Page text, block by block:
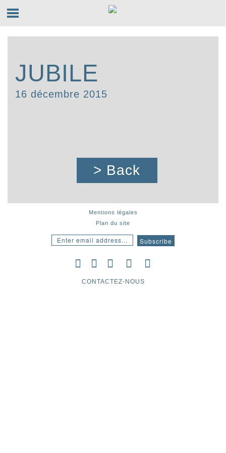
JUBILE
16 décembre 2015
> Back
Mentions légales
Plan du site
CONTACTEZ-NOUS